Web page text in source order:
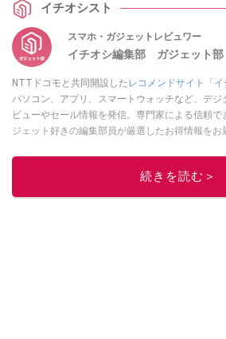
てください。イチオシスト
スマホ・ガジェットレビュワー
イチオシ編集部 ガジェット部
NTTドコモと共同開設したレコメンドサイト「イ
パソコン、アプリ、スマートウォッチなど、デジ
ビューやセール情報を発信。専門家による信頼
ジェット好きの編集部員が厳選したお得情報をお
このイチオ
続きを読む＞